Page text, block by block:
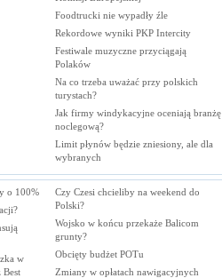
Foodtrucki nie wypadły źle
Rekordowe wyniki PKP Intercity
Festiwale muzyczne przyciągają
Polaków
Na co trzeba uważać przy polskich
turystach?
Jak firmy windykacyjne oceniają branżę
noclegową?
Limit płynów będzie zniesiony, ale dla
wybranych
o 100%
w
Czy Czesi chcieliby na weekend do
Polski?
Wojsko w końcu przekaże Balicom
grunty?
Obcięty budżet POTu
Zmiany w opłatach nawigacyjnych